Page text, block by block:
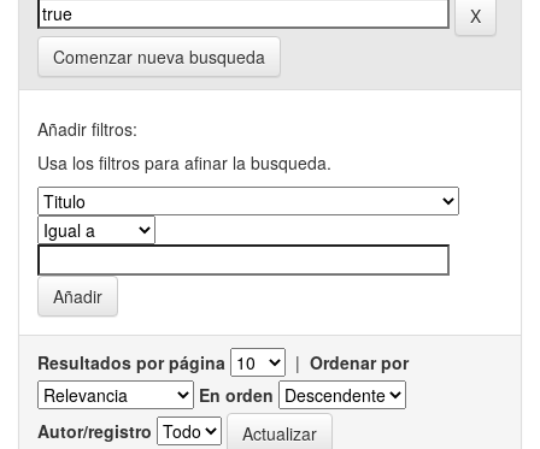
Comenzar nueva busqueda
Añadir filtros:
Usa los filtros para afinar la busqueda.
Resultados por página | Ordenar por
En orden
Autor/registro